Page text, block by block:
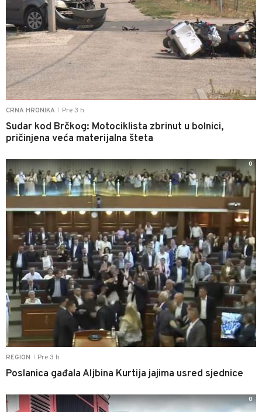
CRNA HRONIKA Pre 3 h
Sudar kod Brčkog: Motociklista zbrinut u bolnici,
pričinjena veća materijalna šteta
REGION Pre 3 h
Poslanica gađala Aljbina Kurtija jajima usred sjednice
0
0